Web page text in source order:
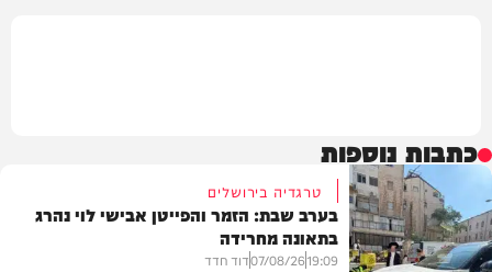
כתבות נוספות
טרגדיה בירושלים
בערב שבת: הזמר והפייטן אבישי לוי נהרג
בתאונה מחרידה
19:09
07/08/26דוד חדד